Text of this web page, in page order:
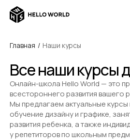
Главная / Наши курсы
Все наши курсы
Онлайн-школа Hello World — это
всестороннего развития вашего
Мы предлагаем актуальные
обучение дизайну и графике,
развития ребенка, а также
у репетиторов по школьным